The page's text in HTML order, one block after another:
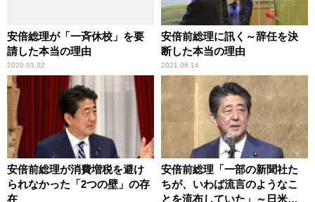
安倍総理が「一斉休校」を要
請した本当の理由
2020.03.02
安倍前総理に訊く～辞任を決
断した本当の理由
2021.06.14
安倍前総理が消費増税を避け
られなかった「2つの壁」の存
在
安倍前総理「一部の新聞社た
ちが、いわば流言のようなこ
とを流布していた」～日米同